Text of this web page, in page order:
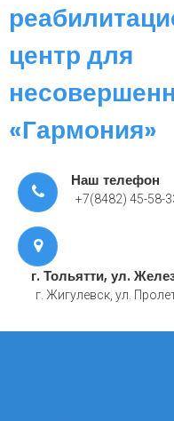
центр для
«Гармония»
Наш телефон
+7(8482) 45-58-
г. Тольятти, ул.
г. Жигулевск, ул.